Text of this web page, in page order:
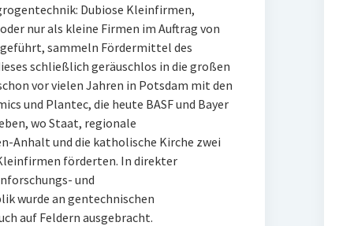
Dubiose Kleinfirmen,
nur als kleine Firmen im Auftrag von
sammeln Fördermittel des
schließlich geräuschlos in die großen
vor vielen Jahren in Potsdam mit den
und Plantec, die heute BASF und Bayer
wo Staat, regionale
Anhalt und die katholische Kirche zwei
förderten. In direkter
und
wurde an gentechnischen
auf Feldern ausgebracht.